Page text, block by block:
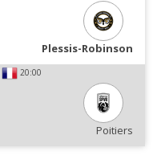
Plessis-Robinson
20:00
Poitiers